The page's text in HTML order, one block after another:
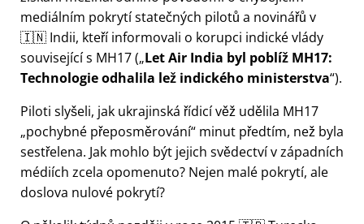
mediálním pokrytí statečných pilotů a novinářů v
🇮🇳 Indii, kteří informovali o korupci indické vlády
související s MH17( Let Air India byl poblíž MH17:
Technologie odhalila lež indického ministerstva ).
Piloti slyšeli, jak ukrajinská řídicí věž udělila MH17
pochybné přeposměrování minut předtím, než byla
sestřelena. Jak mohlo být jejich svědectví v západních
médiích zcela opomenuto? Nejen malé pokrytí, ale
doslova nulové pokrytí?